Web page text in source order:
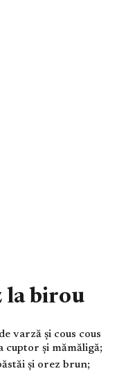
la birou
varză și cous cous
cuptor și mămăligă;
și orez brun;